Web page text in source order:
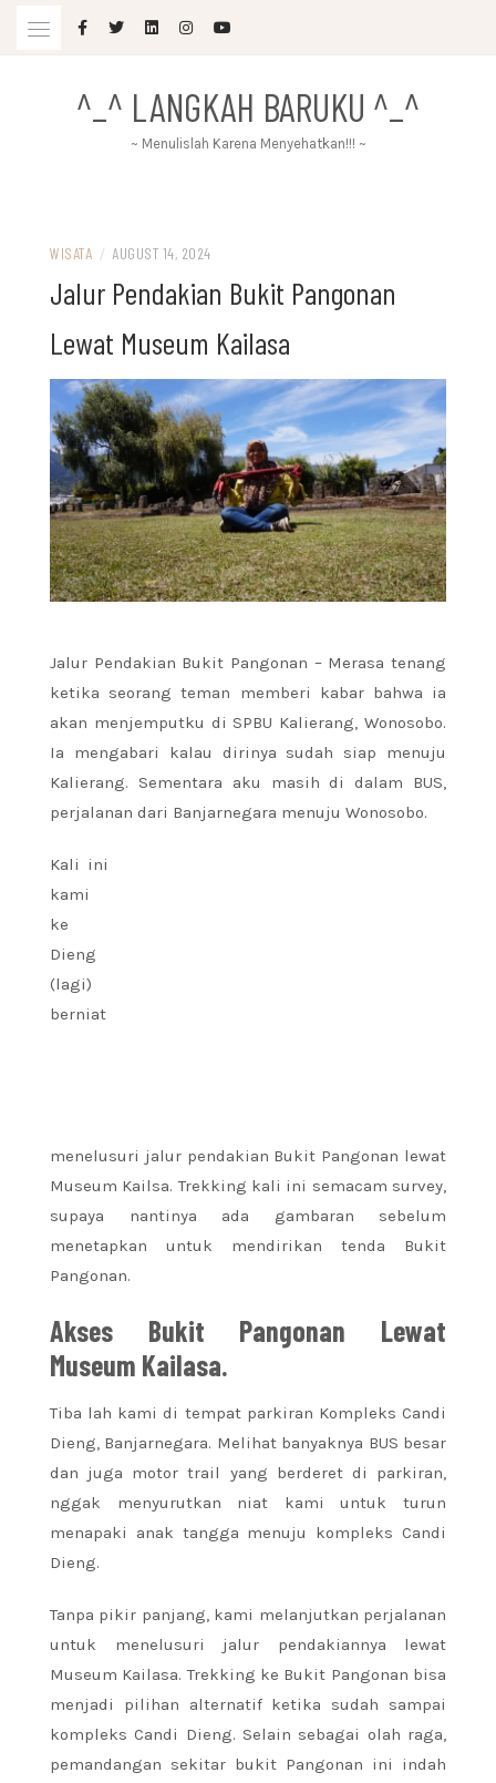
^_^ LANGKAH BARUKU ^_^
~ Menulislah Karena Menyehatkan!!! ~
WISATA / AUGUST 14, 2024
Jalur Pendakian Bukit Pangonan
Lewat Museum Kailasa
Jalur Pendakian Bukit Pangonan – Merasa tenang
ketika seorang teman memberi kabar bahwa ia
akan menjemputku di SPBU Kalierang, Wonosobo.
Ia mengabari kalau dirinya sudah siap menuju
Kalierang. Sementara aku masih di dalam BUS,
perjalanan dari Banjarnegara menuju Wonosobo.
Kali ini
kami
ke
Dieng
(lagi)
berniat
menelusuri jalur pendakian Bukit Pangonan lewat
Museum Kailsa. Trekking kali ini semacam survey,
supaya nantinya ada gambaran sebelum
menetapkan untuk mendirikan tenda Bukit
Pangonan.
Akses Bukit Pangonan Lewat
Museum Kailasa.
Tiba lah kami di tempat parkiran Kompleks Candi
Dieng, Banjarnegara. Melihat banyaknya BUS besar
dan juga motor trail yang berderet di parkiran,
nggak menyurutkan niat kami untuk turun
menapaki anak tangga menuju kompleks Candi
Dieng.
Tanpa pikir panjang, kami melanjutkan perjalanan
untuk menelusuri jalur pendakiannya lewat
Museum Kailasa. Trekking ke Bukit Pangonan bisa
menjadi pilihan alternatif ketika sudah sampai
kompleks Candi Dieng. Selain sebagai olah raga,
pemandangan sekitar bukit Pangonan ini indah